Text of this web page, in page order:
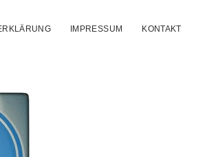
IMPRESSUM KONTAKT